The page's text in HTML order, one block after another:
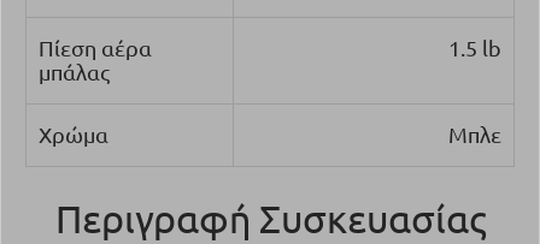
Πίεση αέρα
μπάλας
1.5 lb
Χρώμα Μπλε
Περιγραφή Συσκευασίας